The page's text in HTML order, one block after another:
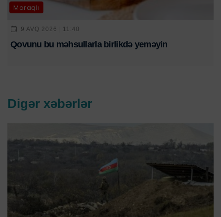
Maraqlı
9 AVQ 2026 | 11:40
Qovunu bu məhsullarla birlikdə yeməyin
Digər xəbərlər